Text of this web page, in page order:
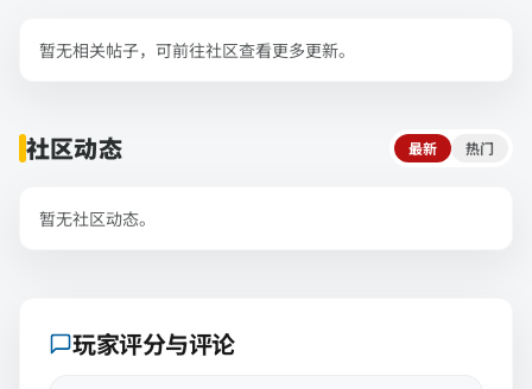
暂无相关帖子，可前往社区查看更多更新。
社区动态 最新 热门
暂无社区动态。
玩家评分与评论